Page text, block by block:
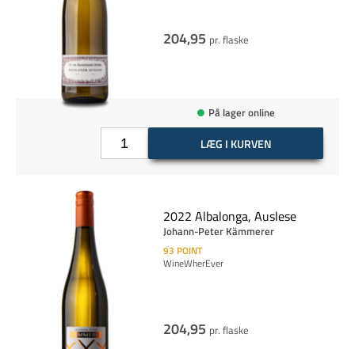
204,95 pr. flaske
På lager online
LÆG I KURVEN
2022 Albalonga, Auslese
Johann-Peter Kämmerer
93 POINT
WineWherEver
204,95 pr. flaske